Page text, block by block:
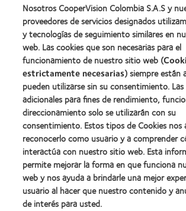
Nuestros productos
Encuentra tu lente
Tecnología de lentes de contacto
Lentes de contacto y visión
Nosotros CooperVision Colombia S.A.S y
proveedores de servicios designados
y tecnologías de seguimiento similares en
web. Las cookies que son necesarias para el
funcionamiento de nuestro sitio web (
estrictamente necesarias) siempre están
pueden utilizarse sin su consentimiento.
adicionales para fines de rendimiento,
direccionamiento solo se utilizarán con su
consentimiento. Estos tipos de Cookies nos
reconocerlo como usuario y a comprender
interactúa con nuestro sitio web. Esta
permite mejorar la forma en que funciona
web y nos ayuda a brindarle una mejor
usuario al hacer que nuestro contenido y
de interés para usted.